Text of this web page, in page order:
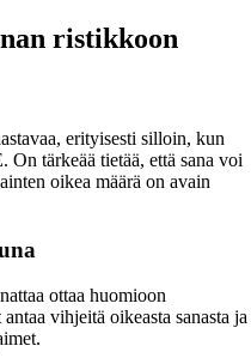
ristikkoon
erityisesti silloin, kun
tärkeää tietää, että sana voi
oikea määrä on avain
ottaa huomioon
vihjeitä oikeasta sanasta ja